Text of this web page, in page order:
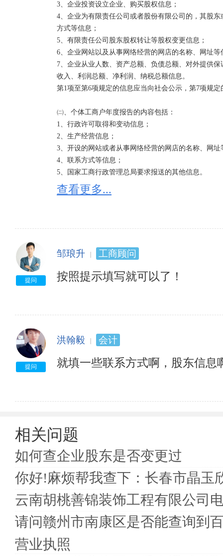
3、企业投资设立企业、购买股权信息；
4、企业为有限责任公司或者股份有限公司的，其股
方式等信息；
5、有限责任公司股东股权转让等股权变更信息；
6、企业网站以及从事网络经营的网店的名称、网址等
7、企业从业人数、资产总额、负债总额、对外提供
收入、利润总额、净利润、纳税总额信息。
第1项至第6项规定的信息应当向社会公示，第7项规
㈡、个体工商户年度报告的内容包括：
1、行政许可取得和变动信息；
2、生产经营信息；
3、开设的网站或者从事网络经营的网店的名称、网址
4、联系方式等信息；
5、国家工商行政管理总局要求报送的其他信息。
㈢农民专业合作社年度报告的内容包括：
5、联系方式信息；
查看更多...
提问
邹琅升 工商顾问
按照提示填写就可以了！
提问
洪翰毅 会计
就填一些联系方式啊，股东信息
相关问题
如何查企业股东是否变更过
你好!麻烦帮我查下：长春市晶玉
云南胡桃善锦装饰工程有限公司
请问赣州市南康区是否能查询到
营业执照